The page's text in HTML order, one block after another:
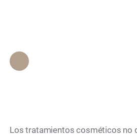
Los tratamientos cosméticos no